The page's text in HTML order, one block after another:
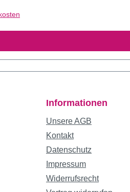
Informationen
Unsere AGB
Kontakt
Datenschutz
Impressum
Widerrufsrecht